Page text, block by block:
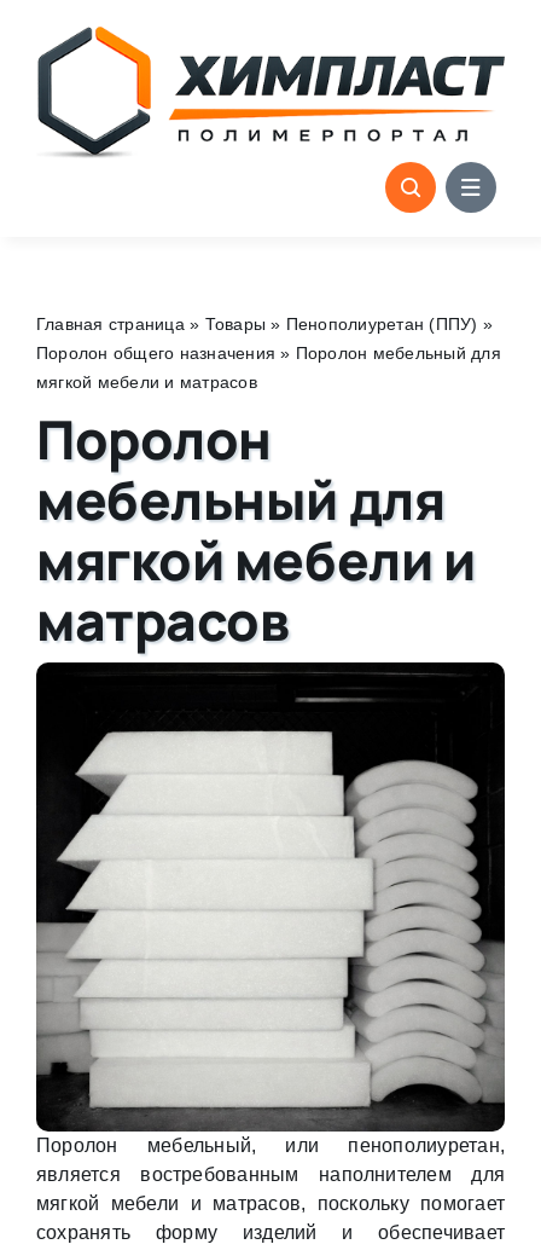
content
Главная страница » Товары » Пенополиуретан (ППУ) »
Поролон общего назначения » Поролон мебельный для
мягкой мебели и матрасов
Поролон
мебельный для
мягкой мебели и
матрасов
Поролон мебельный, или пенополиуретан,
является востребованным наполнителем для
мягкой мебели и матрасов, поскольку помогает
сохранять форму изделий и обеспечивает